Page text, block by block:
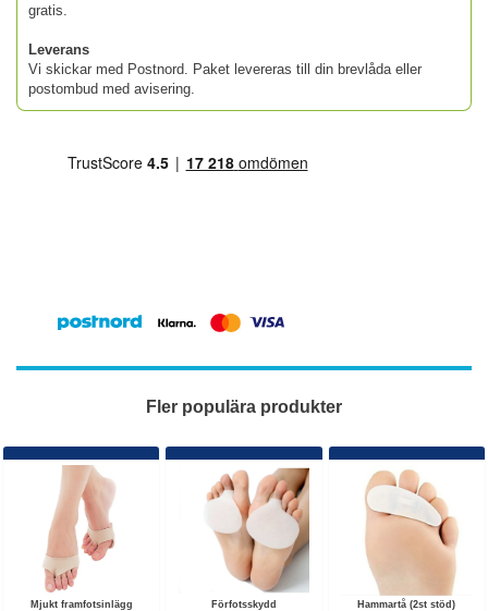
gratis.
Leverans
Vi skickar med Postnord. Paket levereras till din brevlåda eller
postombud med avisering.
Fler populära produkter
Mjukt framfotsinlägg Förfotsskydd Hammartå (2st stöd)